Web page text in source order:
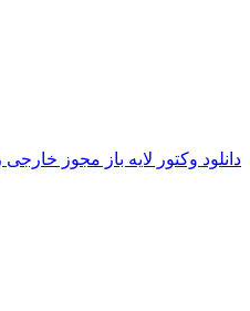
دانلود وکتور لایه باز مجوز خارجی